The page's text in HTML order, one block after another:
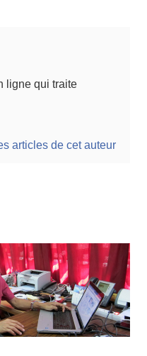
ligne qui traite
articles de cet auteur